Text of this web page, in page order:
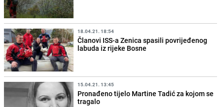
18.04.21. 18:54
Članovi ISS-a Zenica spasili povrijeđenog
labuda iz rijeke Bosne
15.04.21. 13:45
Pronađeno tijelo Martine Tadić za kojom se
tragalo